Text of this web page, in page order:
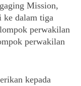
Mission,
ke dalam tiga
perwakilan
perwakilan
kepada